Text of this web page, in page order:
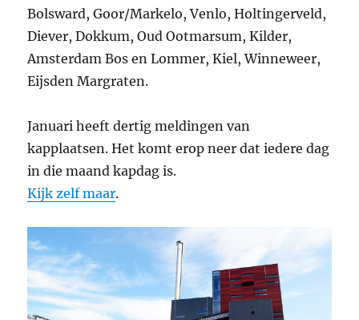
Bolsward, Goor/Markelo, Venlo, Holtingerveld,
Diever, Dokkum, Oud Ootmarsum, Kilder,
Amsterdam Bos en Lommer, Kiel, Winneweer,
Eijsden Margraten.
Januari heeft dertig meldingen van
kapplaatsen. Het komt erop neer dat iedere dag
in die maand kapdag is.
Kijk zelf maar.